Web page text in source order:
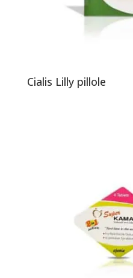
Cialis Lilly pillole